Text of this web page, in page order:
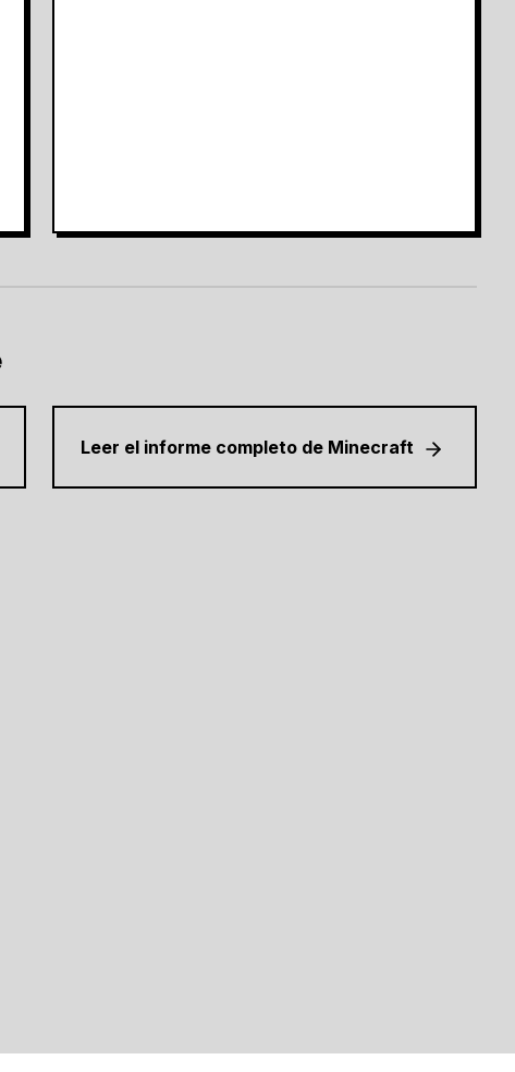
Leer el informe completo de Minecraft